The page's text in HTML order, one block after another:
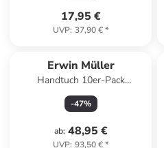
17,95 €
UVP: 37,90 €*
Erwin Müller
Handtuch 10er-Pack
Heidelberg in marine
-47%
ab: 48,95 €
UVP: 93,50 €*